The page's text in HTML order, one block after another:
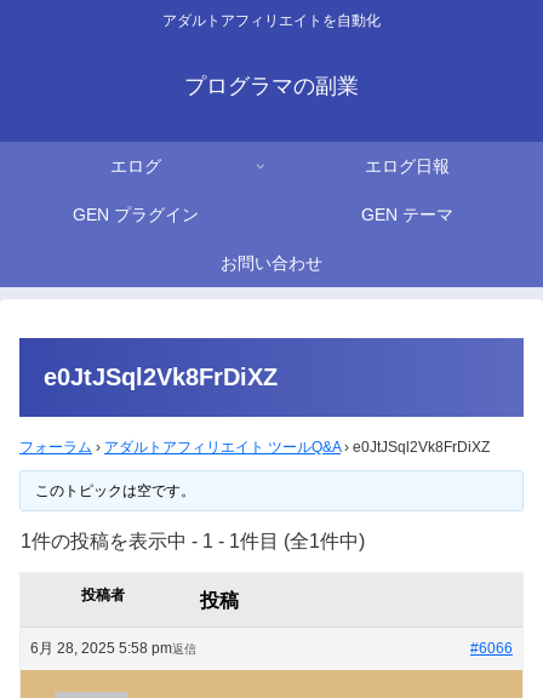
アダルトアフィリエイトを自動化
プログラマの副業
エログ エログ日報
GEN プラグイン GEN テーマ
お問い合わせ
e0JtJSql2Vk8FrDiXZ
フォーラム › アダルトアフィリエイト ツールQ&A › e0JtJSql2Vk8FrDiXZ
このトピックは空です。
1件の投稿を表示中 - 1 - 1件目 (全1件中)
投稿者 投稿
6月 28, 2025 5:58 pm #6066
返信